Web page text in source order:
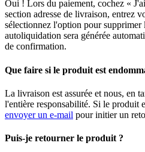
Oui ! Lors du paiement, cochez «
section adresse de livraison, entrez
sélectionnez l'option pour
autoliquidation sera générée
de confirmation.
Que faire si le produit est
La livraison est assurée et nous, en
l'entière responsabilité. Si le produit
envoyer un e-mail pour initier un
Puis-je retourner le produit ?